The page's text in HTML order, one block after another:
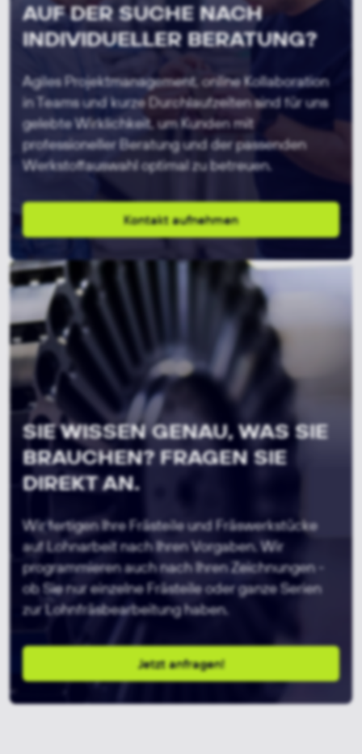
AUF DER SUCHE NACH
INDIVIDUELLER BERATUNG?
Agiles Projektmanagement, online Kollaboration
in Teams und kurze Durchlaufzeiten sind für uns
gelebte Wirklichkeit,um Kunden mit
professioneller Beratung und der passenden
Werkstoffauswahl optimal zu betreuen.
Kontakt aufnehmen
SIE WISSEN GENAU, WAS SIE
BRAUCHEN? FRAGEN SIE
DIREKT AN.
Wir fertigen Ihre Frästeile und Fräswerkstücke
auf Lohnarbeit nach Ihren Vorgaben. Wir
programmieren auch nach Ihren Zeichnungen -
ob Sie nur einzelne Frästeile oder ganze Serien
zur Lohnfräsbearbeitung haben.
Jetzt anfragen!